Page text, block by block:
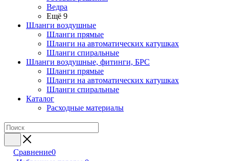
Ведра
Ещё 9
Шланги воздушные
Шланги прямые
Шланги на автоматических катушках
Шланги спиральные
Шланги воздушные, фитинги, БРС
Шланги прямые
Шланги на автоматических катушках
Шланги спиральные
Каталог
Расходные материалы
Сравнение0